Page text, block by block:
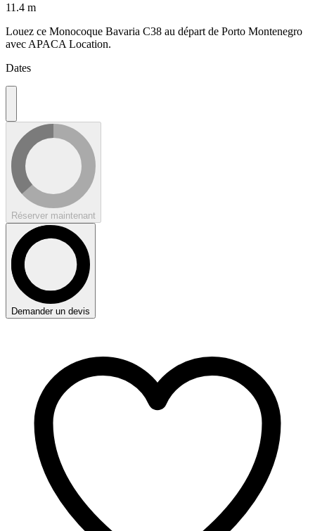
11.4 m
Louez ce Monocoque Bavaria C38 au départ de Porto Montenegro
avec APACA Location.
Dates
Réserver maintenant
Demander un devis